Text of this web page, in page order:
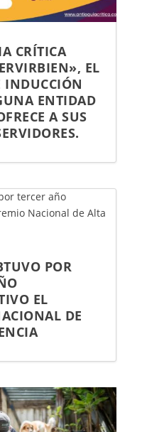
CRÍTICA
EL
INDUCCIÓN
ENTIDAD
A SUS
POR
EL
DE